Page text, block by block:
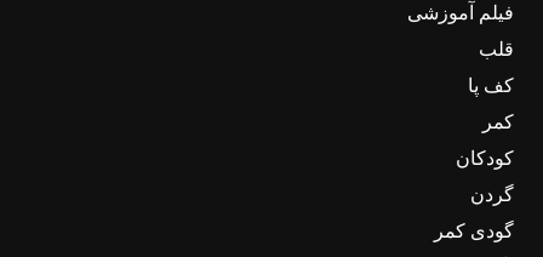
فیلم آموزشی
قلب
کف پا
کمر
کودکان
گردن
گودی کمر